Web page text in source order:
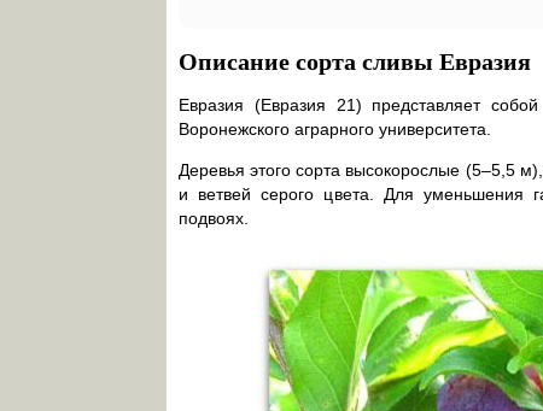
Описание сорта сливы Евразия
Евразия (Евразия 21) представляет
Воронежского аграрного университета.
Деревья этого сорта высокорослые (5–5,5
и ветвей серого цвета. Для уменьшения
подвоях.